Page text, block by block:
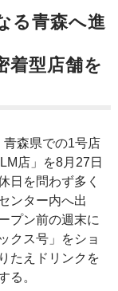
る青森へ進
着型店舗を
森県での1号店
店」を8月27日
日を問わず多く
ンター内へ出
プン前の週末に
クス号」をショ
たえドリンクを
る。